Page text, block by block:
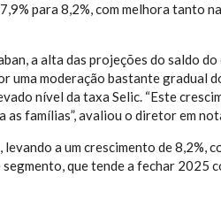
para 8,2%, com melhora tanto
a alta das projeções do saldo
uma moderação bastante gradual
nível da taxa Selic. “Este
famílias”, avaliou o diretor em
a um crescimento de 8,2%,
que tende a fechar 2025